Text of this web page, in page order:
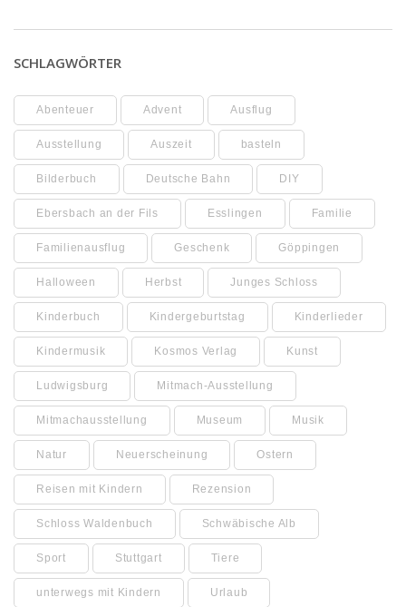
SCHLAGWÖRTER
Abenteuer Advent Ausflug
Ausstellung Auszeit basteln
Bilderbuch Deutsche Bahn DIY
Ebersbach an der Fils Esslingen Familie
Familienausflug Geschenk Göppingen
Halloween Herbst Junges Schloss
Kinderbuch Kindergeburtstag Kinderlieder
Kindermusik Kosmos Verlag Kunst
Ludwigsburg Mitmach-Ausstellung
Mitmachausstellung Museum Musik
Natur Neuerscheinung Ostern
Reisen mit Kindern Rezension
Schloss Waldenbuch Schwäbische Alb
Sport Stuttgart Tiere
unterwegs mit Kindern Urlaub